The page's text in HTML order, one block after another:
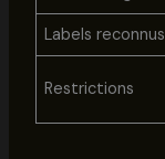
Labels reconnus
Restrictions